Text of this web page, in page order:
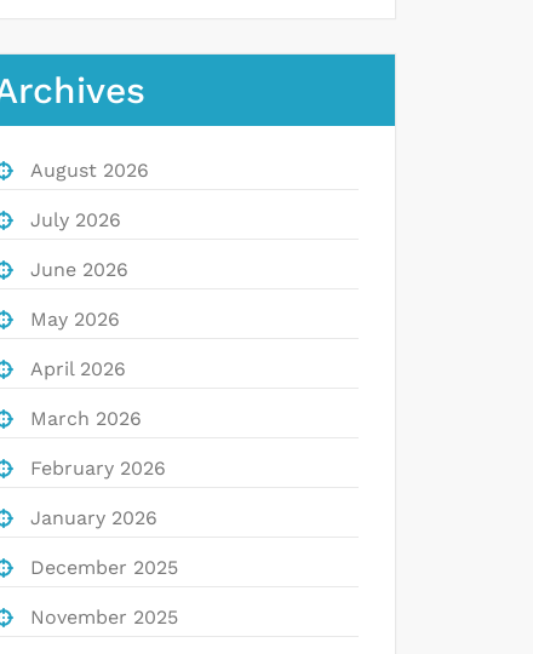
August 2026
July 2026
June 2026
May 2026
April 2026
March 2026
February 2026
January 2026
December 2025
November 2025